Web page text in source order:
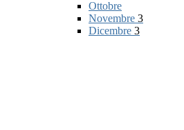
Ottobre
Novembre 3
Dicembre 3